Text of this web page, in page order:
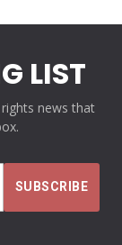
LIST
news that